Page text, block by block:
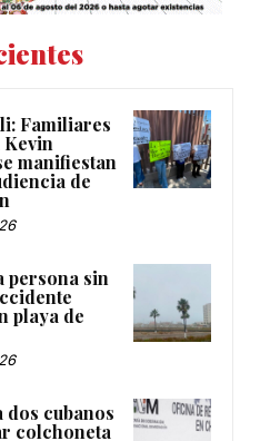
Familiares
manifiestan
de
persona sin
playa de
dos cubanos
colchoneta